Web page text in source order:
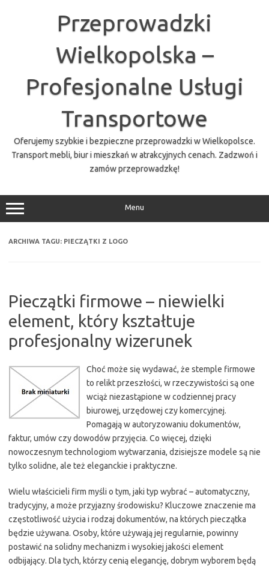
Przeprowadzki
Wielkopolska –
Profesjonalne Usługi
Transportowe
Oferujemy szybkie i bezpieczne przeprowadzki w Wielkopolsce.
Transport mebli, biur i mieszkań w atrakcyjnych cenach. Zadzwoń i
zamów przeprowadzkę!
Menu
ARCHIWA TAGU: PIECZĄTKI Z LOGO
Pieczątki firmowe – niewielki
element, który kształtuje
profesjonalny wizerunek
Choć może się wydawać, że stemple firmowe
to relikt przeszłości, w rzeczywistości są one
wciąż niezastąpione w codziennej pracy
biurowej, urzędowej czy komercyjnej.
Pomagają w autoryzowaniu dokumentów,
faktur, umów czy dowodów przyjęcia. Co więcej, dzięki
nowoczesnym technologiom wytwarzania, dzisiejsze modele są nie
tylko solidne, ale też eleganckie i praktyczne.
Wielu właścicieli firm myśli o tym, jaki typ wybrać – automatyczny,
tradycyjny, a może przyjazny środowisku? Kluczowe znaczenie ma
częstotliwość użycia i rodzaj dokumentów, na których pieczątka
będzie używana. Osoby, które używają jej regularnie, powinny
postawić na solidny mechanizm i wysokiej jakości element
odbijający. Dla tych, którzy cenią elegancję, dobrym wyborem będą